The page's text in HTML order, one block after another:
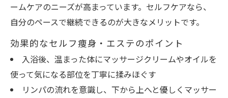
ームケアのニーズが高まっています。セルフケアなら、
自分のペースで継続できるのが大きなメリットです。
効果的なセルフ痩身・エステのポイント
入浴後、温まった体にマッサージクリームやオイルを
使って気になる部位を丁寧に揉みほぐす
リンパの流れを意識し、下から上へと優しくマッサー